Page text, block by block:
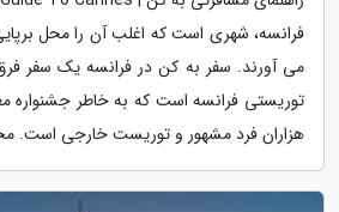
فرانسه، شهری است که اغلب آن را محل
می آورند. سفر به کن در فرانسه یک سفر
توریستی فرانسه است که به خاطر جشنواره
هزاران فرد مشهور و توریست خارجی است.